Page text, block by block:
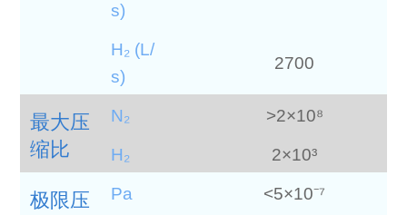
s)
H₂ (L/
s)
2700
最大压
缩比
N₂ >2×10⁸
H₂ 2×10³
极限压
Pa <5×10⁻⁷